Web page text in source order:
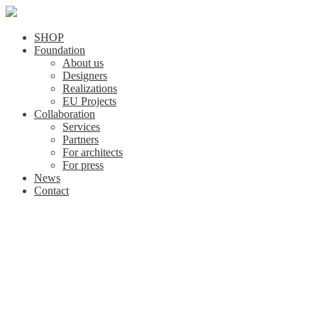
SHOP
Foundation
About us
Designers
Realizations
EU Projects
Collaboration
Services
Partners
For architects
For press
News
Contact